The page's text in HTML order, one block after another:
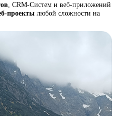
, CRM-Систем и веб-приложений
проекты любой сложности на